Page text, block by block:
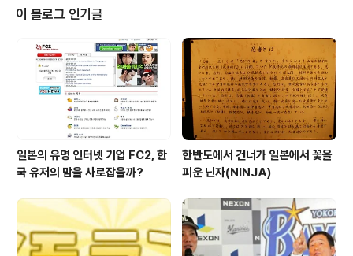
습을 드러내고 이제는 기술력과 브랜드를 갖춘 소니와 파
나소닉까지 전열을 가다듬고 승부를 걸고 있어 진짜 승부
는 지금부터가 아닐까 생각된다. 01월 31일 (월요일) 전자
화폐 "Edy"의 안드로이드 앱 등장 bitWallet(http://ww
w.edy.jp/)은 선불식 전자화폐 Edy를 오사이후케타이(전
자지폐) 기능을 탑..
이 블로그 인기글
일본의 유명 인터넷 기업 FC2, 한
국 유저의 맘을 사로잡을까?
한반도에서 건너가 일본에서 꽃을
피운 닌자(NINJA)